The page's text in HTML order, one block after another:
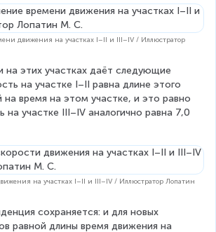
-
t
_
движения на участках I–II и III–IV / Иллюстратор
на этих участках даёт следующие
на участке I–II равна длине этого
на время на этом участке, и это равно
участке III–IV аналогично равна 7,0
на участках I–II и III–IV / Иллюстратор Лопатин
сохраняется: и для новых
равной длины время движения на